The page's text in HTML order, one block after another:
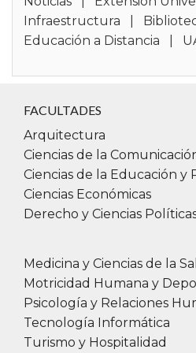
finanzas e inversiones,
desarrollo económico y
mercado y
Licenciado en Hotelería
conoce la
enmarcada dentro del
lo relativo al sector
público.
distintas categorías y
empresas o
alojamiento y a la
Infraestructura
Educación a Distancia
FACULTADES
Arquitectura
Ciencias de la
Ciencias de la Educación y
Ciencias Económicas
Derecho y Ciencias
Medicina y Ciencias de la
Motricidad Humana y
Psicología y Relaciones
Tecnología Informática
Turismo y Hospitalidad